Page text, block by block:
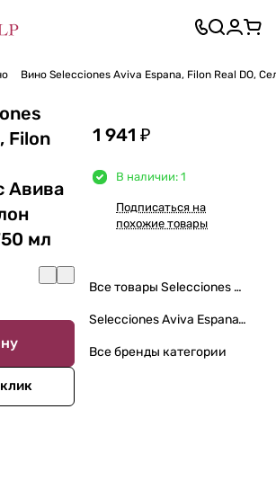
Вино Selecciones Aviva Espana, Filon Real DO,
Filon
Авива
мл
1 941 ₽
В наличии: 1
Подписаться на
похожие товары
Все товары Selecciones Aviva Espana\Селексьонес Авива Эспанья
Selecciones Aviva Espana\Селексьонес Авива Эспанья
Все бренды категории